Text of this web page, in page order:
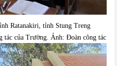
Ratanakiri, tỉnhStung Treng
tác của Trường. Ảnh: Đoàn công tác